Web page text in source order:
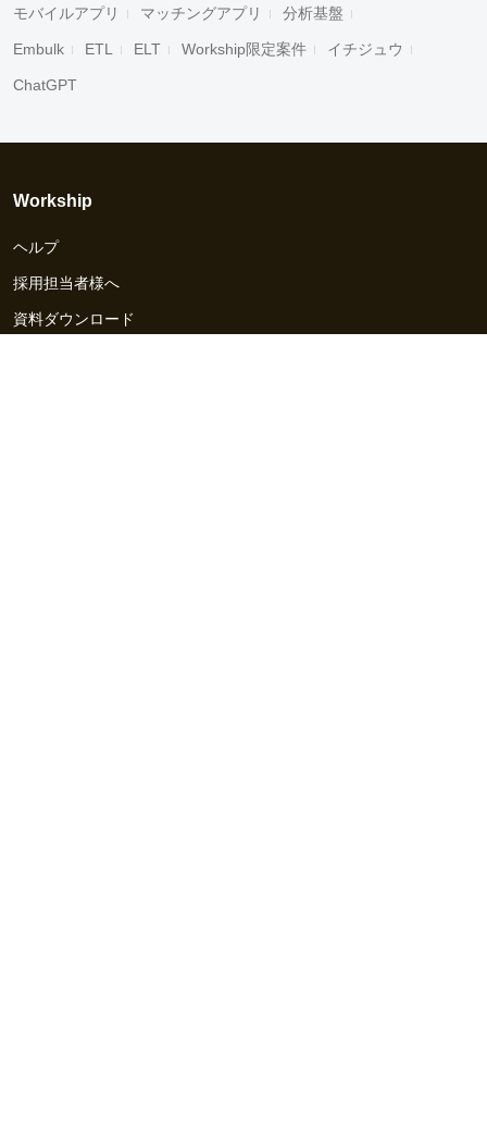
モバイルアプリ マッチングアプリ 分析基盤
Embulk ETL ELT Workship限定案件 イチジュウ
ChatGPT
Workship
ヘルプ
採用担当者様へ
資料ダウンロード